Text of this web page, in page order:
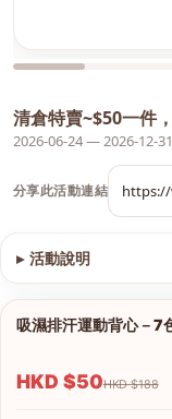
清倉特賣~$50一件
2026-06-24 — 2026-12-31
分享此活動連結
▸ 活動說明
查看圖片
吸濕排汗運動背心－7
HKD $50 HKD $188